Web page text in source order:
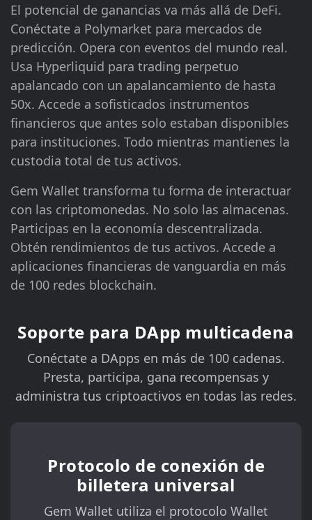
El potencial de ganancias va más allá de DeFi.
Conéctate a Polymarket para mercados de
predicción. Opera con eventos del mundo real.
Usa Hyperliquid para trading perpetuo
apalancado con un apalancamiento de hasta
50x. Accede a sofisticados instrumentos
financieros que antes solo estaban disponibles
para instituciones. Todo mientras mantienes la
custodia total de tus activos.
Gem Wallet transforma tu forma de interactuar
con las criptomonedas. No solo las almacenas.
Participas en la economía descentralizada.
Obtén rendimientos de tus activos. Accede a
aplicaciones financieras de vanguardia en más
de 100 redes blockchain.
Soporte para DApp multicadena
Conéctate a DApps en más de 100 cadenas.
Presta, participa, gana recompensas y
administra tus criptoactivos en todas las redes.
Protocolo de conexión de
billetera universal
Gem Wallet utiliza el protocolo Wallet